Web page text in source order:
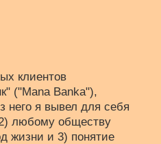
клиентов
("Mana Banka"),
него я вывел для себя
любому обществу
жизни и 3) понятие